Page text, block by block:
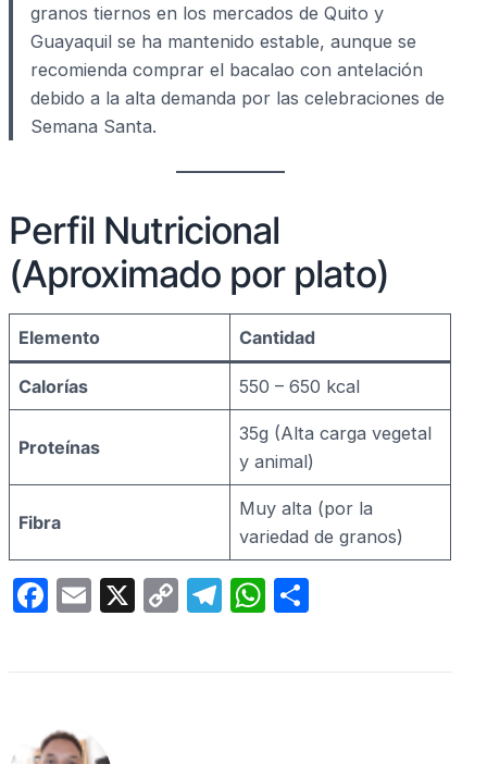
granos tiernos en los mercados de Quito y
Guayaquil se ha mantenido estable, aunque se
recomienda comprar el bacalao con antelación
debido a la alta demanda por las celebraciones de
Semana Santa.
Perfil Nutricional
(Aproximado por plato)
Elemento Cantidad
Calorías 550 – 650 kcal
Proteínas
35g (Alta carga vegetal
y animal)
Fibra
Muy alta (por la
variedad de granos)
F
c
b
E
ail
X
C
p
T
e
W
at m